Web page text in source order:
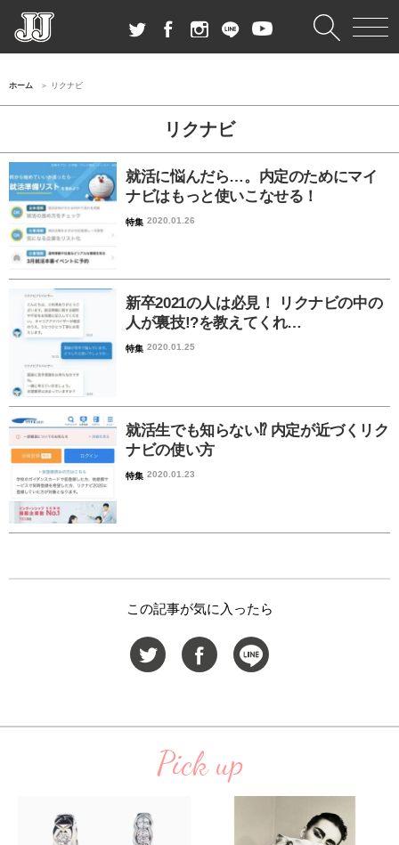
ホーム リクナビ
リクナビ
就活に悩んだら…。内定のためにマイ
ナビはもっと使いこなせる！
特集 2020.01.26
新卒2021の人は必見！ リクナビの中の
人が裏技!?を教えてくれ…
特集 2020.01.25
就活生でも知らない⁉︎ 内定が近づくリク
ナビの使い方
特集 2020.01.23
この記事が気に入ったら
Pick up